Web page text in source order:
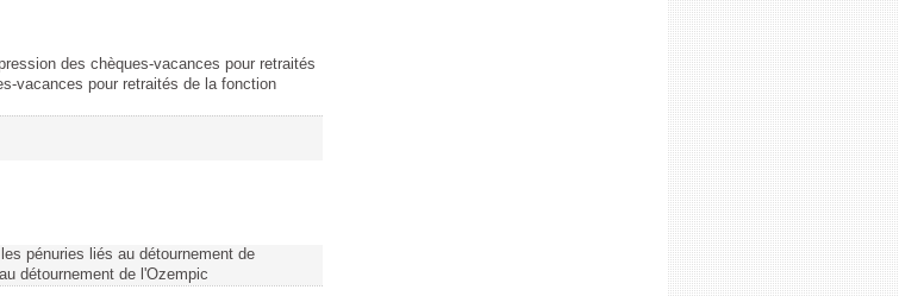
des chèques-vacances pour retraités
vacances pour retraités de la fonction
pénuries liés au détournement de
détournement de l'Ozempic